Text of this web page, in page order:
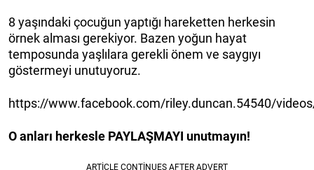
8 yaşındaki çocuğun yaptığı hareketten herkesin
örnek alması gerekiyor. Bazen yoğun hayat
temposunda yaşlılara gerekli önem ve saygıyı
göstermeyi unutuyoruz.
https://www.facebook.com/riley.duncan.54540/
O anları herkesle PAYLAŞMAYI unutmayın!